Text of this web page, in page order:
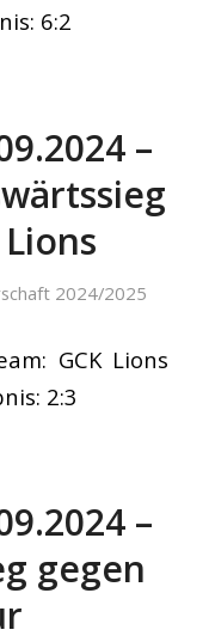
6:2
–
2024/2025
GCK Lions
2:3
–
gegen